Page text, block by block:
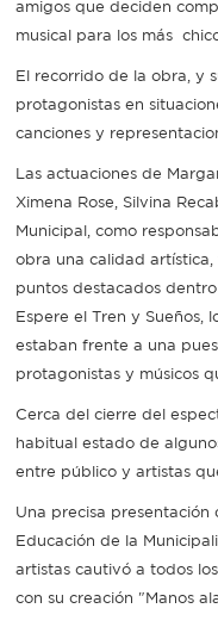
amigos que deciden
musical para los más
El recorrido de la obra, y
protagonistas en
canciones y
Las actuaciones de
Ximena Rose, Silvina
Municipal, como
obra una calidad
puntos destacados
Espere el Tren y Sueños,
estaban frente a una
protagonistas y músicos
Cerca del cierre del
habitual estado de
entre público y artistas
Una precisa
Educación de la
artistas cautivó a todos
con su creación "Manos